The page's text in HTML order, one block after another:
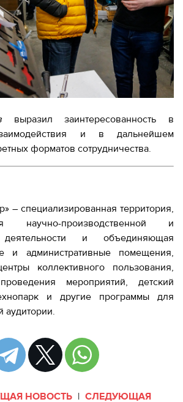
выразил заинтересованность в
и в дальнейшем
форматов сотрудничества.
– специализированная территория,
научно-производственной и
деятельности и объединяющая
и административные помещения,
коллективного пользования,
мероприятий, детский
и другие программы для
аудитории.
НОВОСТЬ | СЛЕДУЮЩАЯ